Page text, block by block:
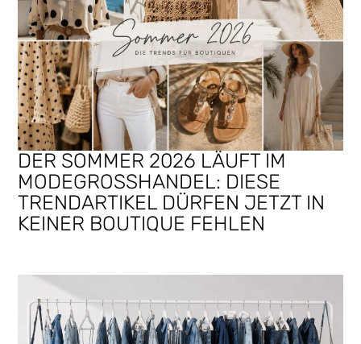
DER SOMMER 2026 LÄUFT IM
MODEGROSSHANDEL: DIESE T
RENDARTIKEL DÜRFEN JETZT IN K
EINER BOUTIQUE FEHLEN